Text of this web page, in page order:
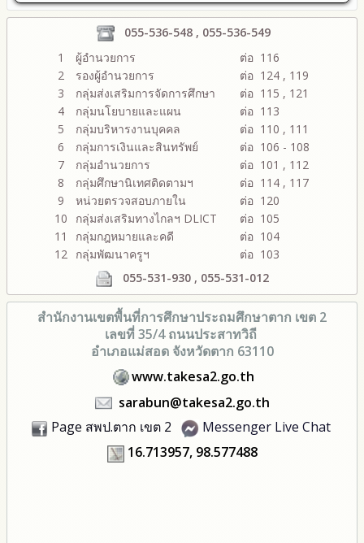
055-536-548 , 055-536-549
1
ผู้อำนวยการ
ต่อ 116
2
รองผู้อำนวยการ
ต่อ 124 , 119
3
กลุ่มส่งเสริมการจัดการศึกษา
ต่อ 115 , 121
4
กลุ่มนโยบายและแผน
ต่อ 113
5
กลุ่มบริหารงานบุคคล
ต่อ 110 , 111
6
กลุ่มการเงินและสินทรัพย์
ต่อ 106 - 108
7
กลุ่มอำนวยการ
ต่อ 101 , 112
8
กลุ่มศึกษานิเทศติดตามฯ
ต่อ 114 , 117
9
หน่วยตรวจสอบภายใน
ต่อ 120
10
กลุ่มส่งเสริมทางไกลฯ DLICT
ต่อ 105
11
กลุ่มกฎหมายและคดี
ต่อ 104
12 กลุ่มพัฒนาครูฯ
ต่อ 103
055-531-930 , 055-531-012
สำนักงานเขตพื้นที่การศึกษาประถมศึกษาตาก เขต 2
เลขที่ 35/4 ถนนประสาทวิถี
อำเภอแม่สอด จังหวัดตาก 63110
www.takesa2.go.th
sarabun@takesa2.go.th
Page สพป.ตาก เขต 2
Messenger Live Chat
16.713957, 98.577488